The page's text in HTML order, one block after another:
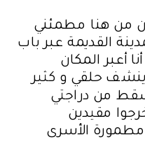
من هنا مطمئني
القديمة عبر باب
أعبر المكان
حلقي و كثير
مقيدين